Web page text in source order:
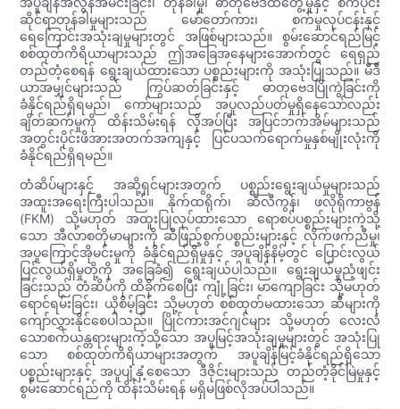
ဆိုင်ရာတုန်ခါမှုများသည် မော်တော်ကား၊ စက်မှုလုပ်ငန်းနှင့်
ရေကြောင်းအသုံးချမှုများတွင် အဖြစ်များသည်။ စွမ်းဆောင်ရည်မြင့်
စစ်ထုတ်ကိရိယာများသည် ဤအခြေအနေများအောက်တွင် ရေရှည်
တည်တံ့စေရန် ရွေးချယ်ထားသော ပစ္စည်းများကို အသုံးပြုသည်။ မီဒီ
ယာအမျှင်များသည် ကြွပ်ဆတ်ခြင်းနှင့် ဓာတုဗေဒပြိုကွဲခြင်းကို
ခံနိုင်ရည်ရှိရမည်၊ ကော်များသည် အပူလည်ပတ်မှုရှိနေသော်လည်း
ချိတ်ဆက်မှုကို ထိန်းသိမ်းရန် လိုအပ်ပြီး အပြင်ဘက်အိမ်များသည်
အတွင်းပိုင်းဖိအားအတက်အကျနှင့် ပြင်ပသက်ရောက်မှုနှစ်မျိုးလုံးကို
ခံနိုင်ရည်ရှိရမည်။
တံဆိပ်များနှင့် အဆို့ရှင်များအတွက် ပစ္စည်းရွေးချယ်မှုများသည်
အထူးအရေးကြီးပါသည်။ နိုက်ထရိုက်၊ ဆီလီကွန်၊ ဖလိုရိုကာဗွန်
(FKM) သို့မဟုတ် အထူးပြုလုပ်ထားသော ရောစပ်ပစ္စည်းများကဲ့သို့
သော အီလာစတိုမာများကို ဆီဖြည့်စွက်ပစ္စည်းများနှင့် လိုက်ဖက်ညီမှု၊
အပူကြောင့်အိုမင်းမှုကို ခံနိုင်ရည်ရှိမှုနှင့် အပူချိန်နိမ့်တွင် ပြောင်းလွယ်
ပြင်လွယ်ရှိမှုတို့ကို အခြေခံ၍ ရွေးချယ်ပါသည်။ ရွေးချယ်မှုညံ့ဖျင်း
ခြင်းသည် တံဆိပ်ကို ထိခိုက်စေပြီး ကျုံ့ခြင်း၊ မာကျောခြင်း သို့မဟုတ်
ရောင်ရမ်းခြင်း၊ ယိုစိမ့်ခြင်း သို့မဟုတ် စစ်ထုတ်မထားသော ဆီများကို
ကျော်လွှားနိုင်စေပါသည်။ ပြိုင်ကားအင်ဂျင်များ သို့မဟုတ် လေးလံ
သောစက်ယန္တရားများကဲ့သို့သော အပူမြင့်အသုံးချမှုများတွင် အသုံးပြု
သော စစ်ထုတ်ကိရိယာများအတွက် အပူချိန်မြင့်ခံနိုင်ရည်ရှိသော
ပစ္စည်းများနှင့် အပူပျံ့နှံ့စေသော ဒီဇိုင်းများသည် တည်တံ့ခိုင်မြဲမှုနှင့်
စွမ်းဆောင်ရည်ကို ထိန်းသိမ်းရန် မရှိမဖြစ်လိုအပ်ပါသည်။